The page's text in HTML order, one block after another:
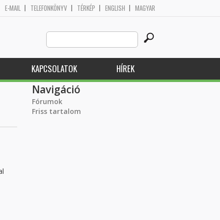
E-MAIL TELEFONKÖNYV TÉRKÉP ENGLISH MAGYAR
Search
this
site
KAPCSOLATOK HÍREK
Navigáció
Fórumok
Friss tartalom